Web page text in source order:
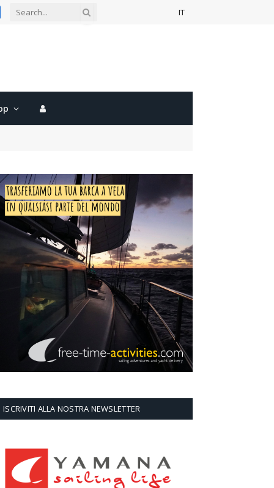
IT
ISCRIVITI ALLA NOSTRA NEWSLETTER